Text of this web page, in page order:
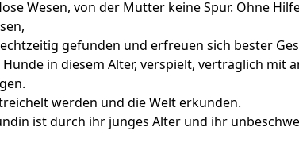
Wesen, von der Mutter keine Spur. Ohne
gefunden und erfreuen sich bester
Hunde in diesem Alter, verspielt, verträglich mit
werden und die Welt erkunden.
ist durch ihr junges Alter und ihr